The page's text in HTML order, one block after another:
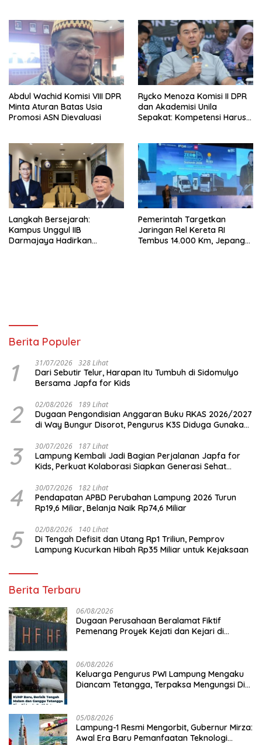
Abdul Wachid Komisi VIII DPR
Minta Aturan Batas Usia
Promosi ASN Dievaluasi
Rycko Menoza Komisi II DPR
dan Akademisi Unila
Sepakat: Kompetensi Harus
Langkah Bersejarah:
Kampus Unggul IIB
Darmajaya Hadirkan
Pemerintah Targetkan
Jaringan Rel Kereta RI
Tembus 14.000 Km, Jepang
Berita Populer
1 31/07/2026 328 Lihat
Dari Sebutir Telur, Harapan Itu Tumbuh di Sidomulyo
Bersama Japfa for Kids
2 02/08/2026 189 Lihat
Dugaan Pengondisian Anggaran Buku RKAS 2026/2027
di Way Bungur Disorot, Pengurus K3S Diduga Gunakan
3 30/07/2026 187 Lihat
Lampung Kembali Jadi Bagian Perjalanan Japfa for
Kids, Perkuat Kolaborasi Siapkan Generasi Sehat
4 30/07/2026 182 Lihat
Pendapatan APBD Perubahan Lampung 2026 Turun
Rp19,6 Miliar, Belanja Naik Rp74,6 Miliar
5 02/08/2026 140 Lihat
Di Tengah Defisit dan Utang Rp1 Triliun, Pemprov
Lampung Kucurkan Hibah Rp35 Miliar untuk Kejaksaan
Berita Terbaru
06/08/2026
Dugaan Perusahaan Beralamat Fiktif
Pemenang Proyek Kejati dan Kejari di
Disorot
06/08/2026
Keluarga Pengurus PWI Lampung Mengaku
Diancam Tetangga, Terpaksa Mengungsi Dini
05/08/2026
Lampung-1 Resmi Mengorbit, Gubernur Mirza:
Awal Era Baru Pemanfaatan Teknologi